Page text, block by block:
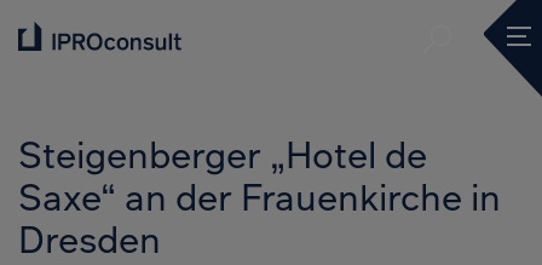
Suche
Suche
Steigenberger „Hotel de
Saxe“ an der Frauenkirche in
Dresden